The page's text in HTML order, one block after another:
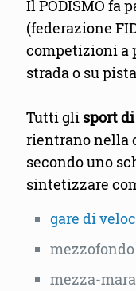
Il PODISMO fa
(federazione
competizioni a
strada o su
Tutti gli sport
rientrano nella
secondo uno
sintetizzare
gare di
mezza-